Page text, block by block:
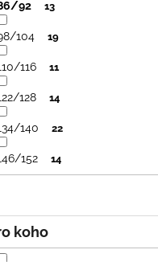
koho
92 13
104 19
116 11
128 14
140 22
152 14